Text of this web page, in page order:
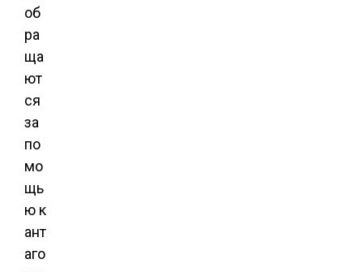
об
ра
ща
ют
ся
за
по
мо
щь
ю к
ант
аго